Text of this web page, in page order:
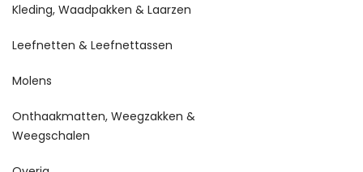
Kleding, Waadpakken & Laarzen
Leefnetten & Leefnettassen
Molens
Onthaakmatten, Weegzakken &
Weegschalen